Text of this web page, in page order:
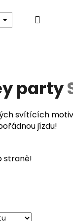
DOPLŇKY
Hledat
party
svítících
jízdu!
straně!